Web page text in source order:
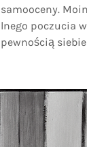
poczucia